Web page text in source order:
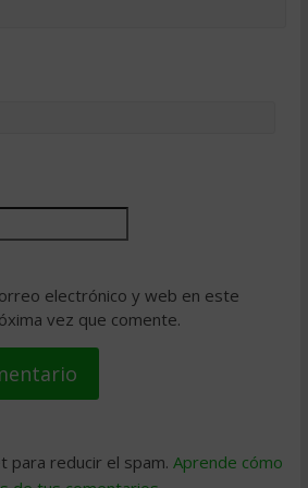
electrónico y web en este
vez que comente.
para reducir el spam. Aprende cómo